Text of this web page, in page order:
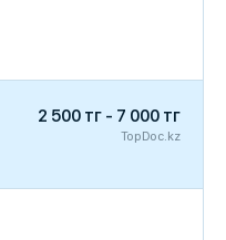
2 500 тг - 7 000 тг
TopDoc.kz